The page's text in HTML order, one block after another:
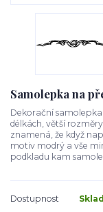
Samolepka na
Dekorační
délkách, větší
znamená, že když
motiv modrý a vše
podkladu kam
Dostupnost